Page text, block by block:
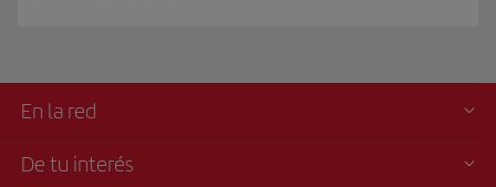
En la red
De tu interés